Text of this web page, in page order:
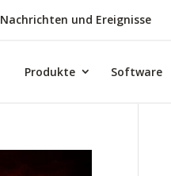
Nachrichten und Ereignisse
Produkte Software